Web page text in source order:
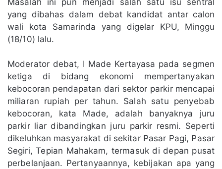
Masalah ini pun menjadi salah satu isu sentral
yang dibahas dalam debat kandidat antar calon
wali kota Samarinda yang digelar KPU, Minggu
(18/10) lalu.
Moderator debat, I Made Kertayasa pada segmen
ketiga di bidang ekonomi mempertanyakan
kebocoran pendapatan dari sektor parkir mencapai
miliaran rupiah per tahun. Salah satu penyebab
kebocoran, kata Made, adalah banyaknya juru
parkir liar dibandingkan juru parkir resmi. Seperti
dikeluhkan masyarakat di sekitar Pasar Pagi, Pasar
Segiri, Tepian Mahakam, termasuk di depan pusat
perbelanjaan. Pertanyaannya, kebijakan apa yang